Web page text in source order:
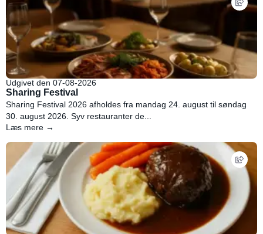
Udgivet den 07-08-2026
Sharing Festival
Sharing Festival 2026 afholdes fra mandag 24. august til søndag
30. august 2026. Syv restauranter de...
Læs mere →